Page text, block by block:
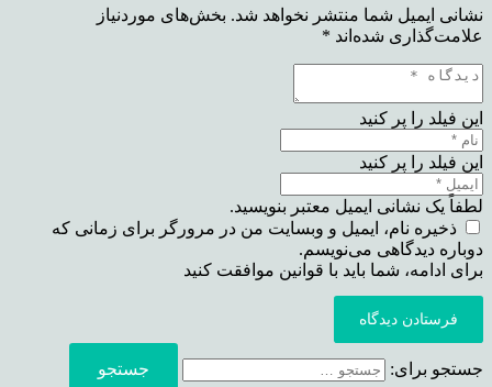
نشانی ایمیل شما منتشر نخواهد شد. بخش‌های موردنیاز
علامت‌گذاری شده‌اند *
این فیلد را پر کنید
این فیلد را پر کنید
لطفاً یک نشانی ایمیل معتبر بنویسید.
ذخیره نام، ایمیل و وبسایت من در مرورگر برای زمانی که
دوباره دیدگاهی می‌نویسم.
برای ادامه، شما باید با قوانین موافقت کنید
فرستادن دیدگاه
جستجو برای: